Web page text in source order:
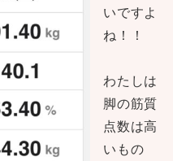
いですよ
ね！！
わたしは
脚の筋質
点数は高
いもの